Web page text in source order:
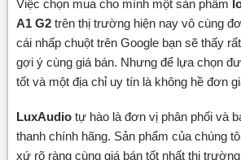
Việc chọn mua cho mình một sản phẩm l
A1 G2 trên thị trường hiện nay vô cùng
cái nhấp chuột trên Google bạn sẽ thấy
gợi ý cùng giá bán. Nhưng để lựa chọn
tốt và một địa chỉ uy tín là không hề đơn
LuxAudiotự hào là đơn vị phân phối và
thanh chính hãng. Sản phẩm của chúng
xứ rõ ràng cùng giá bán tốt nhất thị